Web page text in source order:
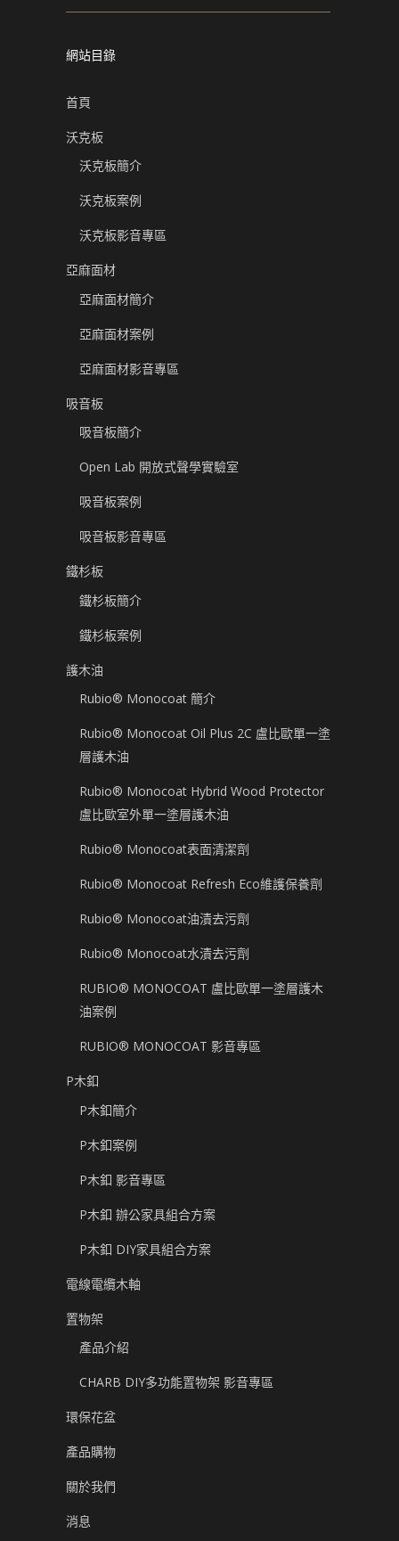
網站目錄
首頁
沃克板
沃克板簡介
沃克板案例
沃克板影音專區
亞麻面材
亞麻面材簡介
亞麻面材案例
亞麻面材影音專區
吸音板
吸音板簡介
Open Lab 開放式聲學實驗室
吸音板案例
吸音板影音專區
鐵杉板
鐵杉板簡介
鐵杉板案例
護木油
Rubio® Monocoat 簡介
Rubio® Monocoat Oil Plus 2C 盧比歐單一塗
層護木油
Rubio® Monocoat Hybrid Wood Protector
盧比歐室外單一塗層護木油
Rubio® Monocoat表面清潔劑
Rubio® Monocoat Refresh Eco維護保養劑
Rubio® Monocoat油漬去污劑
Rubio® Monocoat水漬去污劑
RUBIO® MONOCOAT 盧比歐單一塗層護木
油案例
RUBIO® MONOCOAT 影音專區
P木釦
P木釦簡介
P木釦案例
P木釦 影音專區
P木釦 辦公家具組合方案
P木釦 DIY家具組合方案
電線電纜木軸
置物架
產品介紹
CHARB DIY多功能置物架 影音專區
環保花盆
產品購物
關於我們
消息